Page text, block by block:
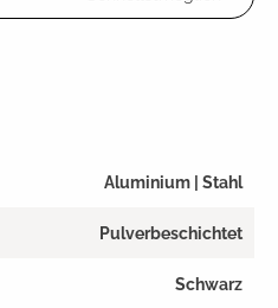
Aluminium | Stahl
Pulverbeschichtet
Schwarz